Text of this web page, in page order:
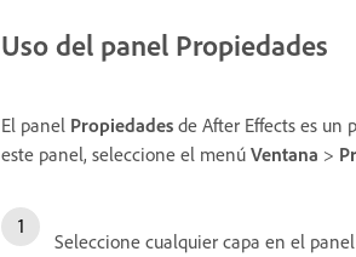
Uso del panel Propiedades
El panel Propiedades de After Effects es un
este panel, seleccione el menú Ventana >
Seleccione cualquier capa en el panel